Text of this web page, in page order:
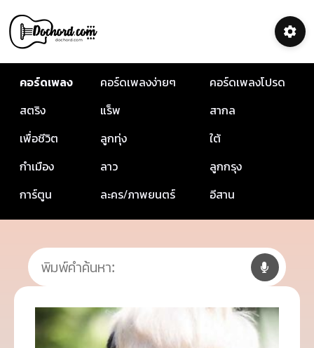
คอร์ดเพลง คอร์ดเพลงง่ายๆ
คอร์ดเพลงโปรด
สตริง
แร็พ
สากล
เพื่อชีวิต
ลูกทุ่ง
ใต้
กำเมือง
ลาว
ลูกกรุง
การ์ตูน
ละคร/ภาพยนตร์ อีสาน